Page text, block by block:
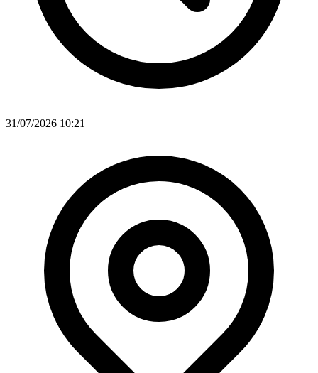
31/07/2026 10:21